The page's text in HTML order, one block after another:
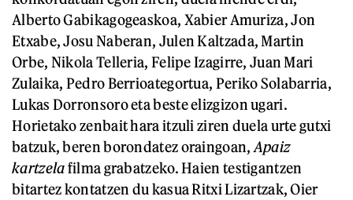
Alberto Gabikagogeaskoa, Xabier Amuriza, Jon
Etxabe, Josu Naberan, Julen Kaltzada, Martin
Orbe, Nikola Telleria, Felipe Izagirre, Juan Mari
Zulaika, Pedro Berrioategortua, Periko Solabarria,
Lukas Dorronsoro eta beste elizgizon ugari.
Horietako zenbait hara itzuli ziren duela urte gutxi
batzuk, beren borondatez oraingoan, Apaiz
kartzelafilma grabatzeko. Haien testigantzen
bitartez kontatzen du kasua Ritxi Lizartzak, Oier